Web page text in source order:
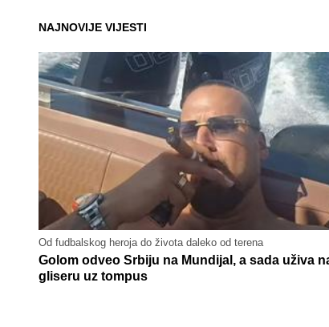
NAJNOVIJE VIJESTI
Od fudbalskog heroja do života daleko od terena
Golom odveo Srbiju na Mundijal, a sada uživa
gliseru uz tompus